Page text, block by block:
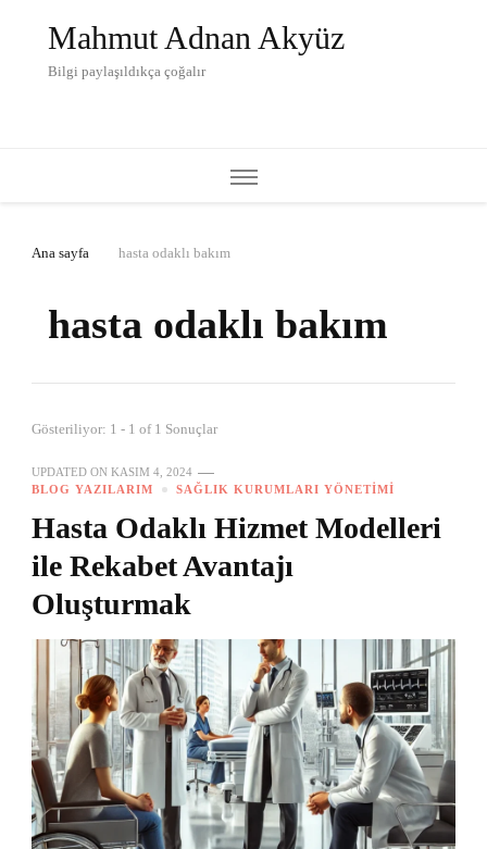
Mahmut Adnan Akyüz
Bilgi paylaşıldıkça çoğalır
Ana sayfa hasta odaklı bakım
hasta odaklı bakım
Gösteriliyor: 1 - 1 of 1 Sonuçlar
UPDATED ON KASIM 4, 2024
BLOG YAZILARIM
SAĞLIK KURUMLARI YÖNETIMI
Hasta Odaklı Hizmet Modelleri
ile Rekabet Avantajı
Oluşturmak